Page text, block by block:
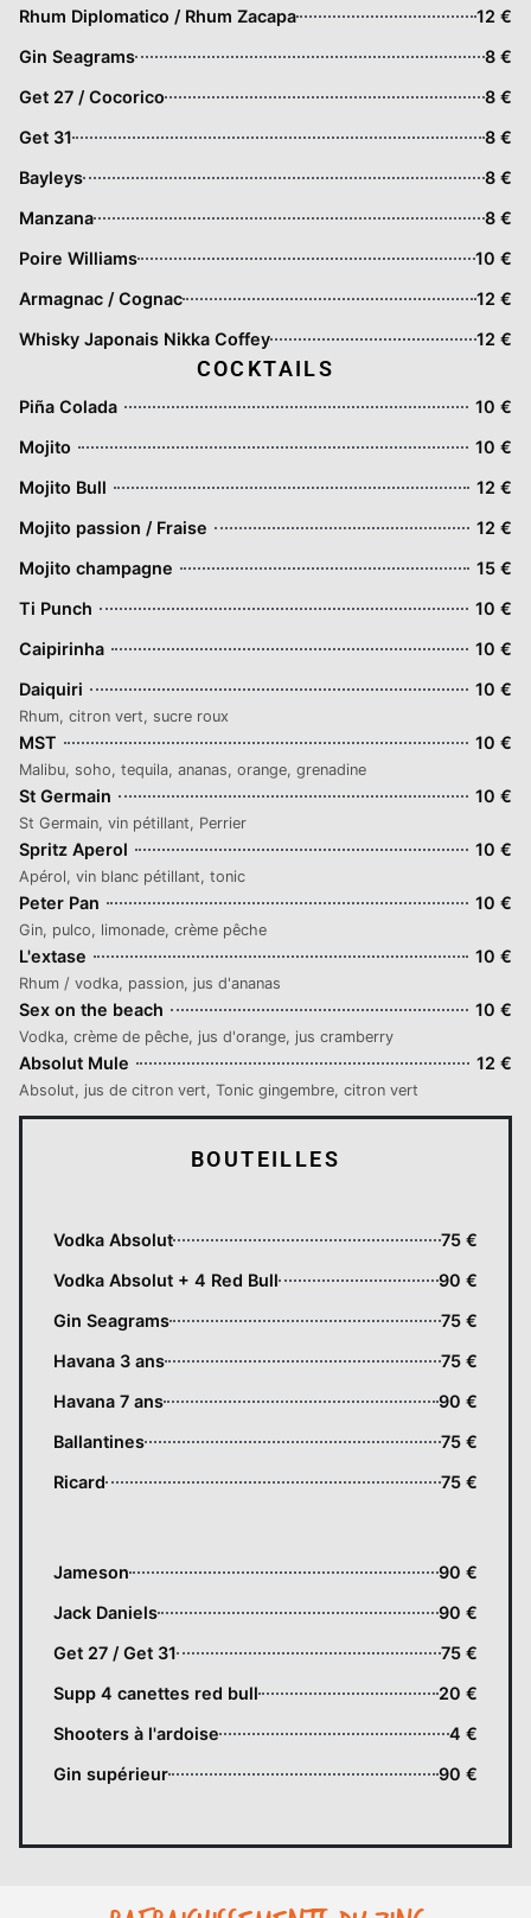
Rhum Diplomatico / Rhum Zacapa
12 €
Gin Seagrams
8 €
Get 27 / Cocorico
8 €
Get 31
8 €
Bayleys
8 €
Manzana
8 €
Poire Williams
10 €
Armagnac / Cognac
12 €
Whisky Japonais Nikka Coffey
12 €
COCKTAILS
Piña Colada
10 €
Mojito
10 €
Mojito Bull
12 €
Mojito passion / Fraise
12 €
Mojito champagne
15 €
Ti Punch
10 €
Caipirinha
10 €
Daiquiri
10 €
Rhum, citron vert, sucre roux
MST 10 €
Malibu, soho, tequila, ananas, orange, grenadine
St Germain 10 €
St Germain, vin pétillant, Perrier
Spritz Aperol 10 €
Apérol, vin blanc pétillant, tonic
Peter Pan 10 €
Gin, pulco, limonade, crème pêche
L'extase 10 €
Rhum / vodka, passion, jus d'ananas
Sex on the beach 10 €
Vodka, crème de pêche, jus d'orange, jus cramberry
Absolut Mule 12 €
Absolut, jus de citron vert, Tonic gingembre, citron vert
BOUTEILLES
Vodka Absolut
75 €
Vodka Absolut + 4 Red Bull
90 €
Gin Seagrams
75 €
Havana 3 ans
75 €
Havana 7 ans
90 €
Ballantines
75 €
Ricard
75 €
Jameson
90 €
Jack Daniels
90 €
Get 27 / Get 31
75 €
Supp 4 canettes red bull
20 €
Shooters à l'ardoise
4 €
Gin supérieur
90 €